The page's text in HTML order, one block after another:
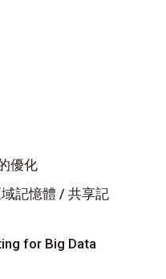
優化
記憶體 / 共享記
for Big Data